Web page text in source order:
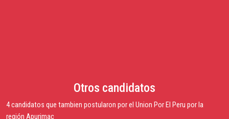
Otros candidatos
4 candidatos que tambien postularon por el Union Por El Peru por la
región Apurimac